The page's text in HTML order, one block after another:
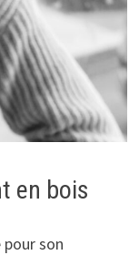
en bois
son